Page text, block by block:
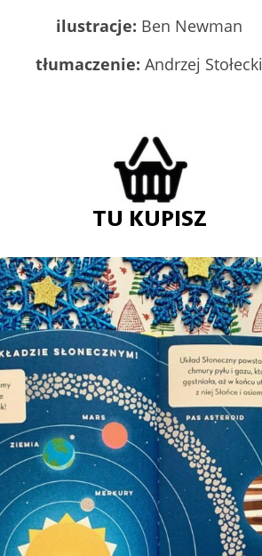
ilustracje: Ben Newman
tłumaczenie: Andrzej Stołecki